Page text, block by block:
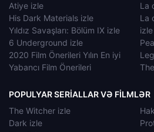
Atiye izle
His Dark Materials izle
Yıldız Savaşları: Bölüm IX izle
6 Underground izle
2020 Film Önerileri Yılın En iyi
Yabancı Film Önerileri
La
La
izle
POPULYAR SERIALLAR VƏ FILMLƏR
The Witcher izle
Dark izle